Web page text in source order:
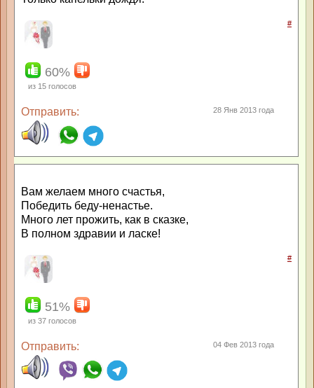
#
60%
из 15 голосов
Отправить: 28 Янв 2013 года
Вам желаем много счастья,
Победить беду-ненастье.
Много лет прожить, как в сказке,
В полном здравии и ласке!
#
51%
из 37 голосов
Отправить: 04 Фев 2013 года